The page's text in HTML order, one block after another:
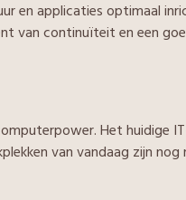
en applicaties optimaal
van continuïteit en een
Het huidige
van vandaag zijn